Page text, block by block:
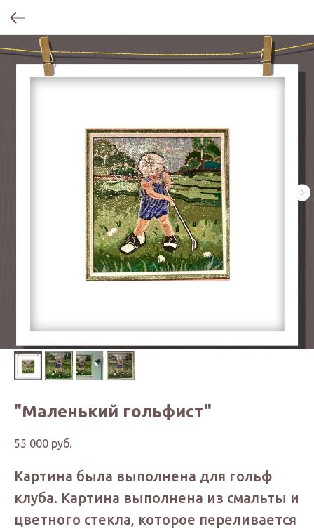
"Маленький гольфист"
55 000 руб.
Картина была выполнена для гольф
клуба. Картина выполнена из смальты и
цветного стекла, которое переливается